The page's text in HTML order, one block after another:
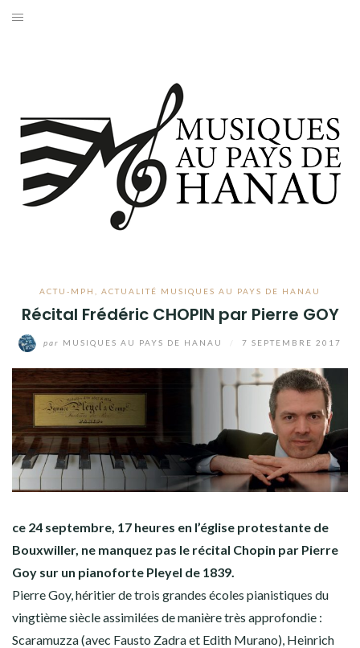
Aller
ACTU-MPH ACTUALITÉ MUSIQUES AU PAYS DE HANAU
Récital Frédéric CHOPIN par Pierre GOY
par MUSIQUES AU PAYS DE HANAU 7 SEPTEMBRE 2017
ce 24 septembre, 17 heures en l’église protestante de
Bouxwiller, ne manquez pas le récital Chopin par Pierre
Goy sur un pianoforte Pleyel de 1839.
Pierre Goy, héritier de trois grandes écoles pianistiques du
vingtième siècle assimilées de manière très approfondie :
Scaramuzza (avec Fausto Zadra et Edith Murano), Heinrich
CARNETS DE NOTES
L’ASSOCIATION
CONTACT